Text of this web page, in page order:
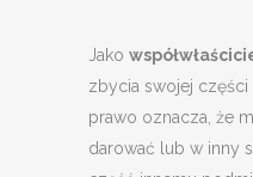
Jako
zbycia swojej części
prawo oznacza, że
darować lub w inny